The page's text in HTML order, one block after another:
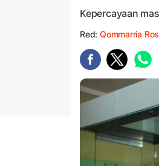
Kepercayaan
Red: Qommarria